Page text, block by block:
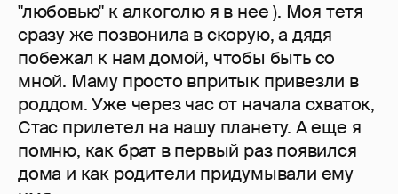
"любовью" к алкоголю я в нее ). Моя тетя
сразу же позвонила в скорую, а дядя
побежал к нам домой, чтобы быть со
мной. Маму просто впритык привезли в
роддом. Уже через час от начала схваток,
Стас прилетел на нашу планету. А еще я
помню, как брат в первый раз появился
дома и как родители придумывали ему